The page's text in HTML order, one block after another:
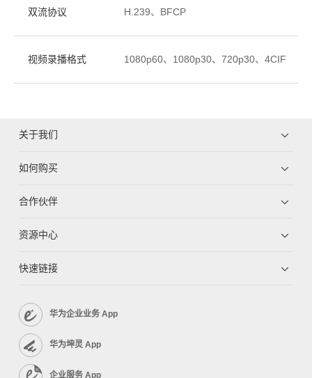
双流协议 H.239、BFCP
视频录播格式 1080p60、1080p30、720p30、4CIF
关于我们
如何购买
合作伙伴
资源中心
快速链接
华为企业业务 App
华为坤灵 App
企业服务 App